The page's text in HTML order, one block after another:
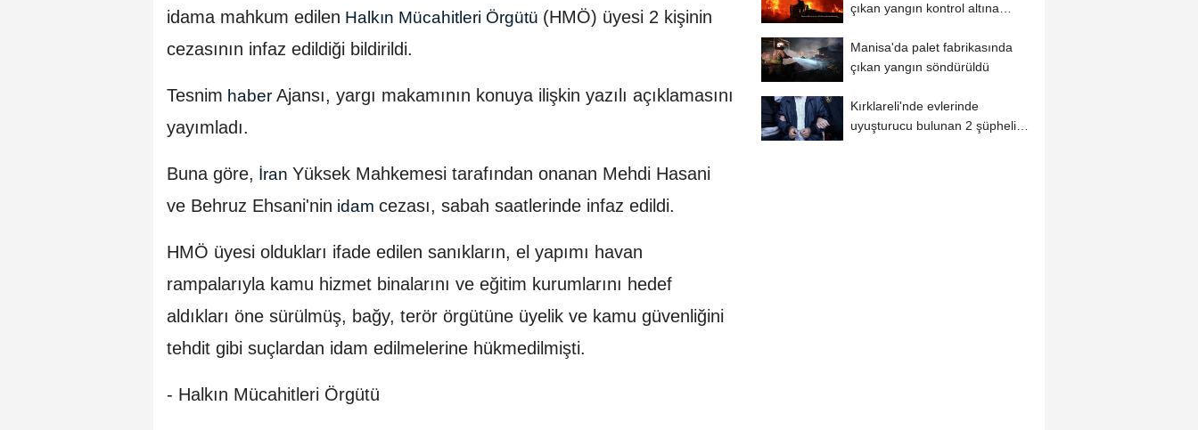
idama mahkum edilen Halkın Mücahitleri Örgütü (HMÖ) üyesi 2 kişinin
cezasının infaz edildiği bildirildi.
Tesnim haber Ajansı, yargı makamının konuya ilişkin yazılı açıklamasını
yayımladı.
Buna göre, İran Yüksek Mahkemesi tarafından onanan Mehdi Hasani
ve Behruz Ehsani'nin idam cezası, sabah saatlerinde infaz edildi.
HMÖ üyesi oldukları ifade edilen sanıkların, el yapımı havan
rampalarıyla kamu hizmet binalarını ve eğitim kurumlarını hedef
aldıkları öne sürülmüş, bağy, terör örgütüne üyelik ve kamu güvenliğini
tehdit gibi suçlardan idam edilmelerine hükmedilmişti.
- Halkın Mücahitleri Örgütü
çıkan yangın kontrol altına
Manisa'da palet fabrikasında
çıkan yangın söndürüldü
Kırklareli'nde evlerinde
uyuşturucu bulunan 2 şüpheli